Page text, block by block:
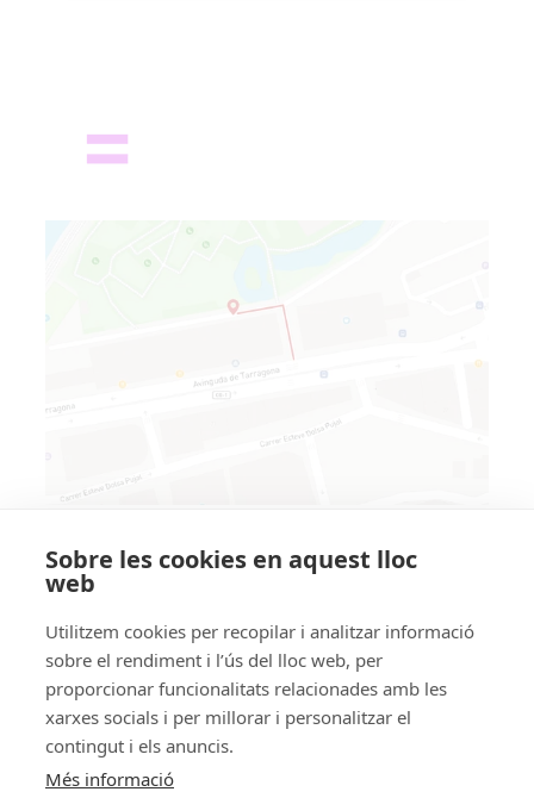
A on som
(entrada pel Parc Central)
AD500 Andorra la Vella
Telèfon:+376760 900
Correu:info@iad.ad
Sobre les cookies en aquest lloc
web
Utilitzem cookies per recopilar i analitzar informació
sobre el rendiment i l’ús del lloc web, per
proporcionar funcionalitats relacionades amb les
xarxes socials i per millorar i personalitzar el
contingut i els anuncis.
Més informació